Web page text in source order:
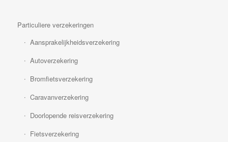
Particuliere verzekeringen
Aansprakelijkheidsverzekering
Autoverzekering
Bromfietsverzekering
Caravanverzekering
Doorlopende reisverzekering
Fietsverzekering